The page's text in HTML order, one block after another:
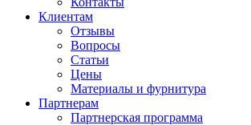
Клиентам
Отзывы
Вопросы
Статьи
Цены
Материалы и фурнитура
Партнерам
Партнерская программа